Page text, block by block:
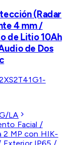
(Radar
4 mm /
de Litio 10Ah
de Dos
LA